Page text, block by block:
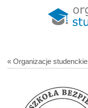
« Organizacje studenckie